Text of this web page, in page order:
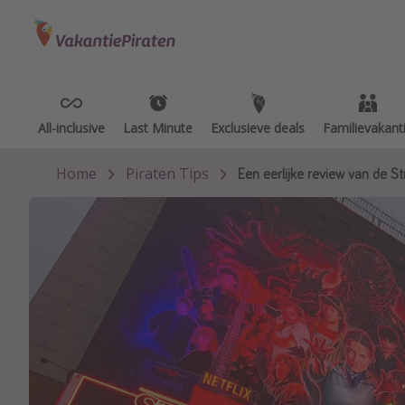
All-inclusive Last Minute Exclusieve deals
All-inclusive Last Minute Exclusieve deals
Vluchten
Hotels
Cruises
Alle bestemmingen
Canarische Eilanden
Thailand
Madeira
Egypte
Bali
Overzicht
Single
Home Piraten Tips Een eerlijke review van de